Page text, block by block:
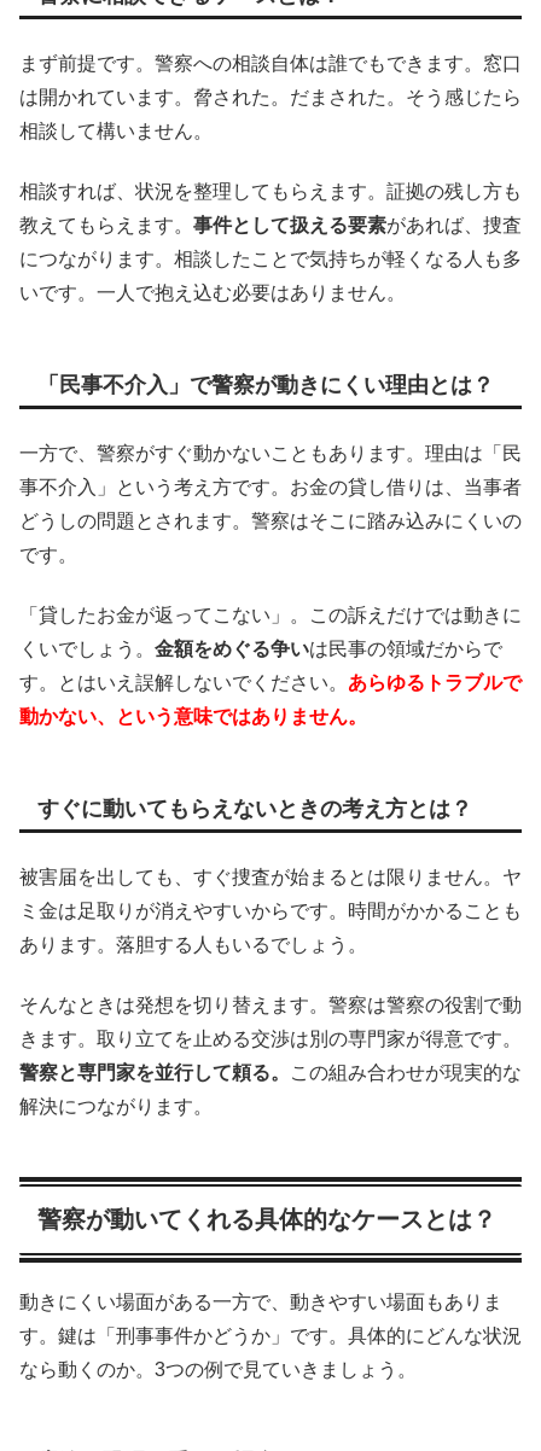
まず前提です。警察への相談自体は誰でもできます。窓口
は開かれています。脅された。だまされた。そう感じたら
相談して構いません。
相談すれば、状況を整理してもらえます。証拠の残し方も
教えてもらえます。 事件として扱える要素があれば、捜査
につながります。相談したことで気持ちが軽くなる人も多
いです。一人で抱え込む必要はありません。
「民事不介入」で警察が動きにくい理由とは？
一方で、警察がすぐ動かないこともあります。理由は「民
事不介入」という考え方です。お金の貸し借りは、当事者
どうしの問題とされます。警察はそこに踏み込みにくいの
です。
「貸したお金が返ってこない」。この訴えだけでは動きに
くいでしょう。 金額をめぐる争いは民事の領域だからで
す。とはいえ誤解しないでください。 あらゆるトラブルで
動かない、という意味ではありません。
すぐに動いてもらえないときの考え方とは？
被害届を出しても、すぐ捜査が始まるとは限りません。ヤ
ミ金は足取りが消えやすいからです。時間がかかることも
あります。落胆する人もいるでしょう。
そんなときは発想を切り替えます。警察は警察の役割で動
きます。取り立てを止める交渉は別の専門家が得意です。
警察と専門家を並行して頼る。
この組み合わせが現実的な
解決につながります。
警察が動いてくれる具体的なケースとは？
動きにくい場面がある一方で、動きやすい場面もありま
す。鍵は「刑事事件かどうか」です。具体的にどんな状況
なら動くのか。3つの例で見ていきましょう。